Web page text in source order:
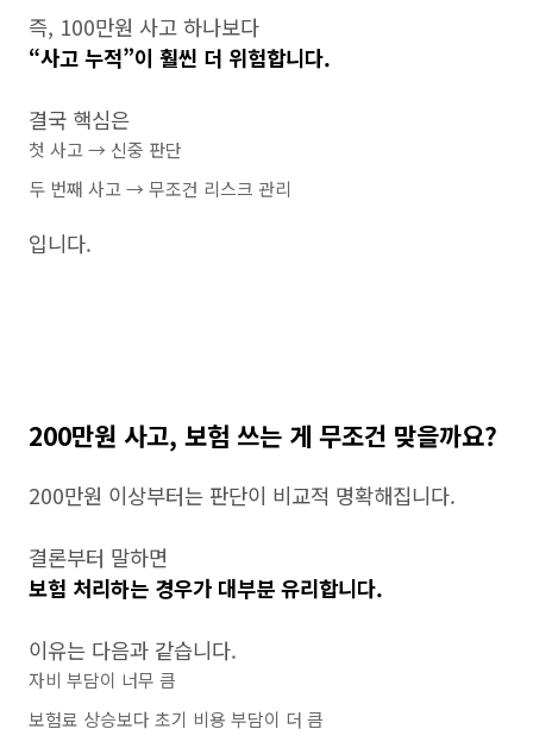
즉, 100만원 사고 하나보다
“사고 누적”이 훨씬 더 위험합니다.
결국 핵심은
첫 사고 → 신중 판단
두 번째 사고 → 무조건 리스크 관리
입니다.
200만원 사고, 보험 쓰는 게 무조건 맞을까요?
200만원 이상부터는 판단이 비교적 명확해집니다.
결론부터 말하면
보험 처리하는 경우가 대부분 유리합니다.
이유는 다음과 같습니다.
자비 부담이 너무 큼
보험료 상승보다 초기 비용 부담이 더 큼